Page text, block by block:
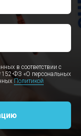
в соответствии с
ФЗ «О персональных
Политикой